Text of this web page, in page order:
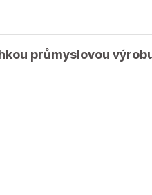
průmyslovou